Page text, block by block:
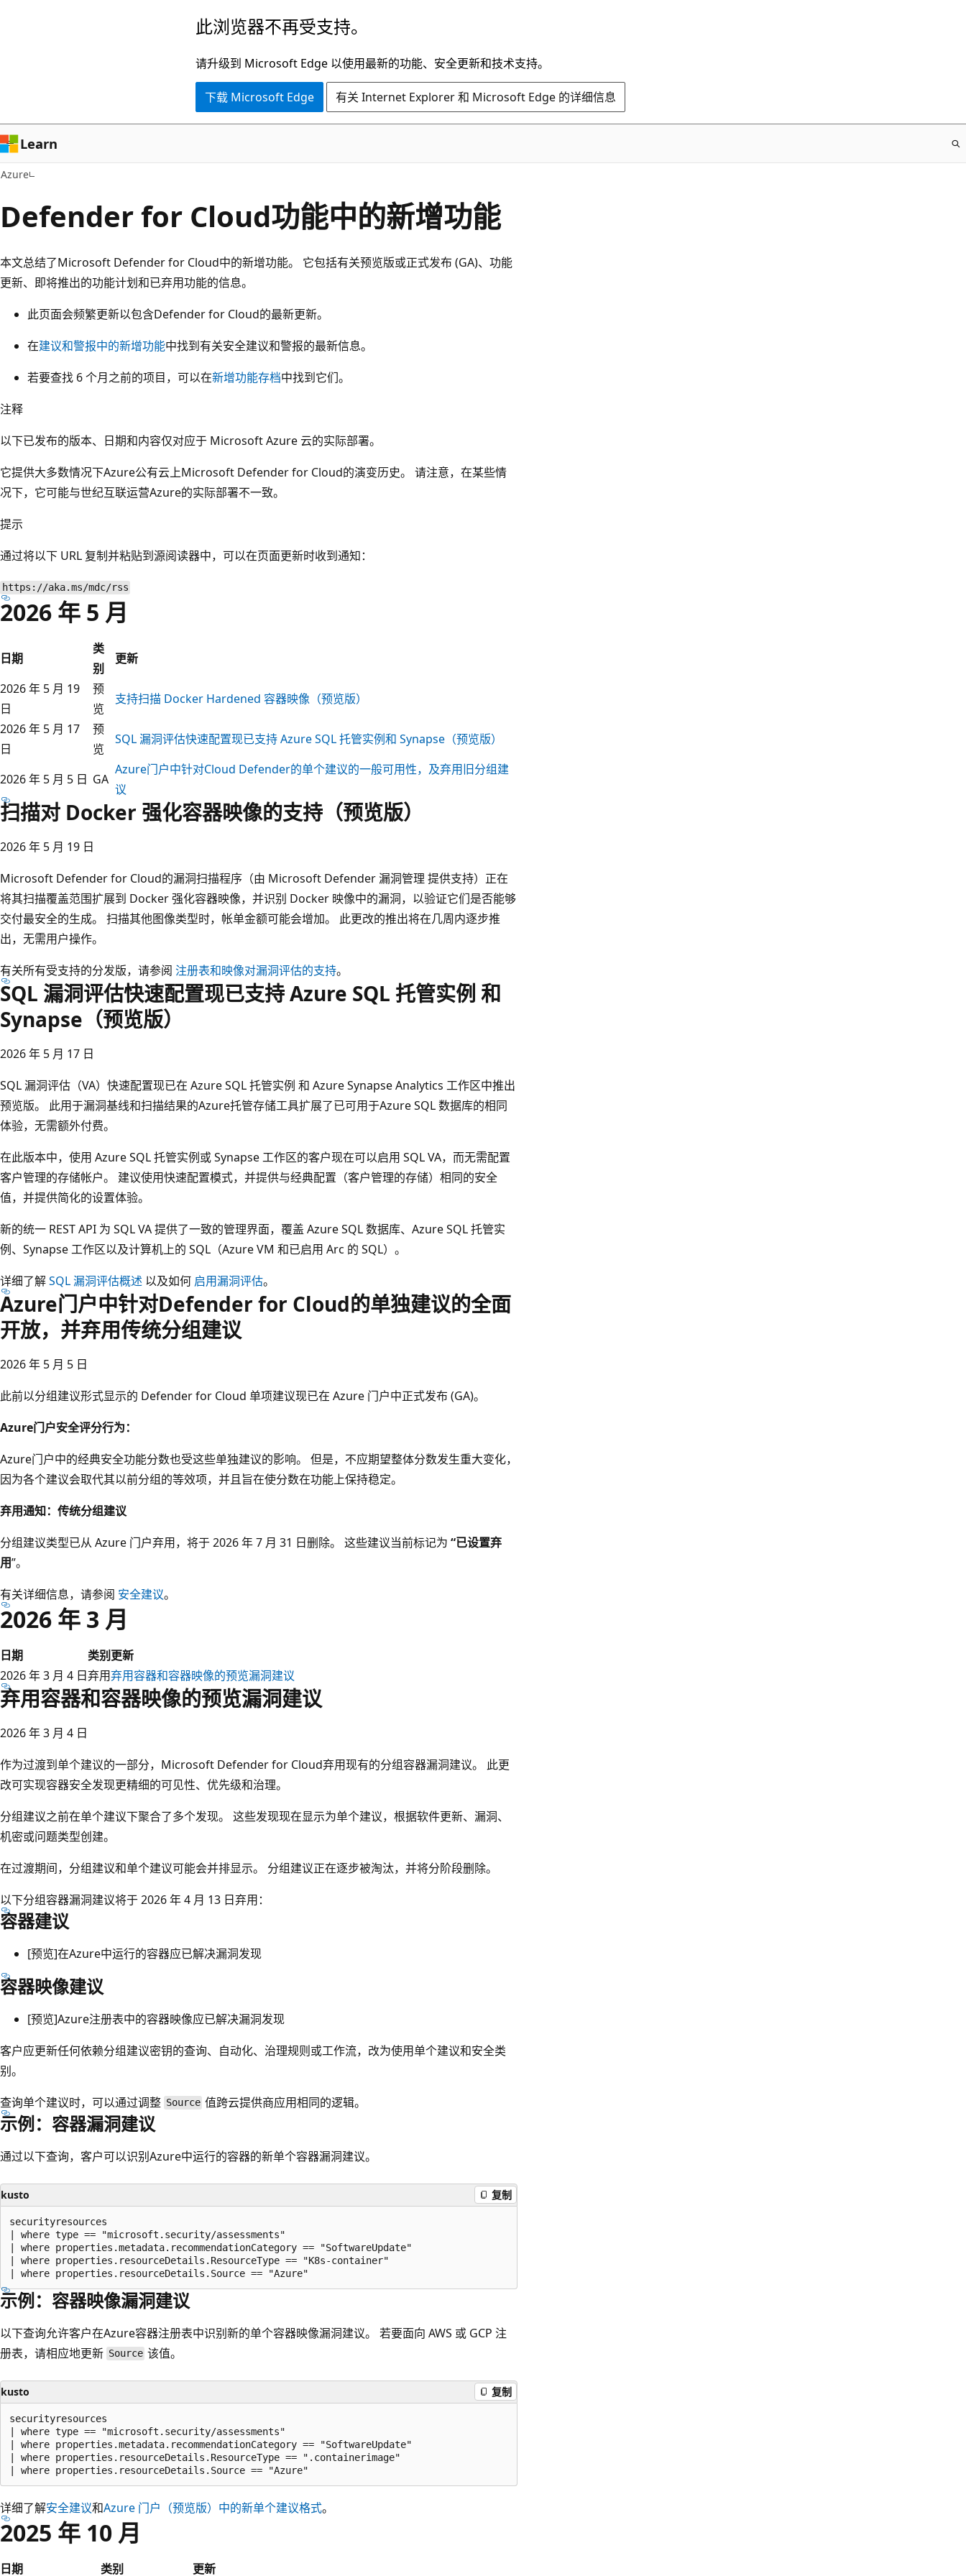
容
此浏览器不再受支持。
请升级到 Microsoft Edge 以使用最新的功能、安全更新和技术支持。
下载 Microsoft Edge 有关 Internet Explorer 和 Microsoft Edge 的详细信息
Learn
Azure
Defender for Cloud功能中的新增功能
本文总结了Microsoft Defender for Cloud中的新增功能。 它包括有关预览版或正式发布 (GA)、功能
更新、即将推出的功能计划和已弃用功能的信息。
此页面会频繁更新以包含Defender for Cloud的最新更新。
在建议和警报中的新增功能中找到有关安全建议和警报的最新信息。
若要查找 6 个月之前的项目，可以在新增功能存档中找到它们。
注释
以下已发布的版本、日期和内容仅对应于 Microsoft Azure 云的实际部署。
它提供大多数情况下Azure公有云上Microsoft Defender for Cloud的演变历史。 请注意，在某些情
况下，它可能与世纪互联运营Azure的实际部署不一致。
提示
通过将以下 URL 复制并粘贴到源阅读器中，可以在页面更新时收到通知：
https://aka.ms/mdc/rss
2026 年 5 月
日期
类
别
更新
2026 年 5 月 19
日
预
览
支持扫描 Docker Hardened 容器映像（预览版）
2026 年 5 月 17
日
预
览
SQL 漏洞评估快速配置现已支持 Azure SQL 托管实例和 Synapse（预览版）
2026 年 5 月 5 日 GA
Azure门户中针对Cloud Defender的单个建议的一般可用性，及弃用旧分组建
议
扫描对 Docker 强化容器映像的支持（预览版）
2026 年 5 月 19 日
Microsoft Defender for Cloud的漏洞扫描程序（由 Microsoft Defender 漏洞管理 提供支持）正在
将其扫描覆盖范围扩展到 Docker 强化容器映像，并识别 Docker 映像中的漏洞，以验证它们是否能够
交付最安全的生成。 扫描其他图像类型时，帐单金额可能会增加。 此更改的推出将在几周内逐步推
出，无需用户操作。
有关所有受支持的分发版，请参阅 注册表和映像对漏洞评估的支持。
SQL 漏洞评估快速配置现已支持 Azure SQL 托管实例 和
Synapse（预览版）
2026 年 5 月 17 日
SQL 漏洞评估（VA）快速配置现已在 Azure SQL 托管实例 和 Azure Synapse Analytics 工作区中推出
预览版。 此用于漏洞基线和扫描结果的Azure托管存储工具扩展了已可用于Azure SQL 数据库的相同
体验，无需额外付费。
在此版本中，使用 Azure SQL 托管实例或 Synapse 工作区的客户现在可以启用 SQL VA，而无需配置
客户管理的存储帐户。 建议使用快速配置模式，并提供与经典配置（客户管理的存储）相同的安全
值，并提供简化的设置体验。
新的统一 REST API 为 SQL VA 提供了一致的管理界面，覆盖 Azure SQL 数据库、Azure SQL 托管实
例、Synapse 工作区以及计算机上的 SQL（Azure VM 和已启用 Arc 的 SQL）。
详细了解SQL 漏洞评估概述 以及如何 启用漏洞评估。
Azure门户中针对Defender for Cloud的单独建议的全面
开放，并弃用传统分组建议
2026 年 5 月 5 日
此前以分组建议形式显示的 Defender for Cloud 单项建议现已在 Azure 门户中正式发布 (GA)。
Azure门户安全评分行为：
Azure门户中的经典安全功能分数也受这些单独建议的影响。 但是，不应期望整体分数发生重大变化，
因为各个建议会取代其以前分组的等效项，并且旨在使分数在功能上保持稳定。
弃用通知：传统分组建议
分组建议类型已从 Azure 门户弃用，将于 2026 年 7 月 31 日删除。 这些建议当前标记为 “已设置弃
用”。
有关详细信息，请参阅 安全建议。
2026 年 3 月
日期 类别更新
2026 年 3 月 4 日弃用弃用容器和容器映像的预览漏洞建议
弃用容器和容器映像的预览漏洞建议
2026 年 3 月 4 日
作为过渡到单个建议的一部分，Microsoft Defender for Cloud弃用现有的分组容器漏洞建议。 此更
改可实现容器安全发现更精细的可见性、优先级和治理。
分组建议之前在单个建议下聚合了多个发现。 这些发现现在显示为单个建议，根据软件更新、漏洞、
机密或问题类型创建。
在过渡期间，分组建议和单个建议可能会并排显示。 分组建议正在逐步被淘汰，并将分阶段删除。
以下分组容器漏洞建议将于 2026 年 4 月 13 日弃用：
容器建议
[预览]在Azure中运行的容器应已解决漏洞发现
容器映像建议
[预览]Azure注册表中的容器映像应已解决漏洞发现
客户应更新任何依赖分组建议密钥的查询、自动化、治理规则或工作流，改为使用单个建议和安全类
别。
查询单个建议时，可以通过调整 Source 值跨云提供商应用相同的逻辑。
示例：容器漏洞建议
通过以下查询，客户可以识别Azure中运行的容器的新单个容器漏洞建议。
kusto 复制
securityresources
| where type == "microsoft.security/assessments"
| where properties.metadata.recommendationCategory == "SoftwareUpdate"
| where properties.resourceDetails.ResourceType == "K8s-container"
示例：容器映像漏洞建议
以下查询允许客户在Azure容器注册表中识别新的单个容器映像漏洞建议。 若要面向 AWS 或 GCP 注
册表，请相应地更新 Source 该值。
kusto 复制
securityresources
| where type == "microsoft.security/assessments"
| where properties.metadata.recommendationCategory == "SoftwareUpdate"
| where properties.resourceDetails.ResourceType == ".containerimage"
详细了解安全建议和Azure 门户（预览版）中的新单个建议格式。
2025 年 10 月
日期 类别 更新